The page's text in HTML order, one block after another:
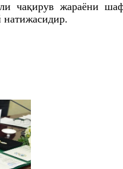
чақирув жараёни
натижасидир.